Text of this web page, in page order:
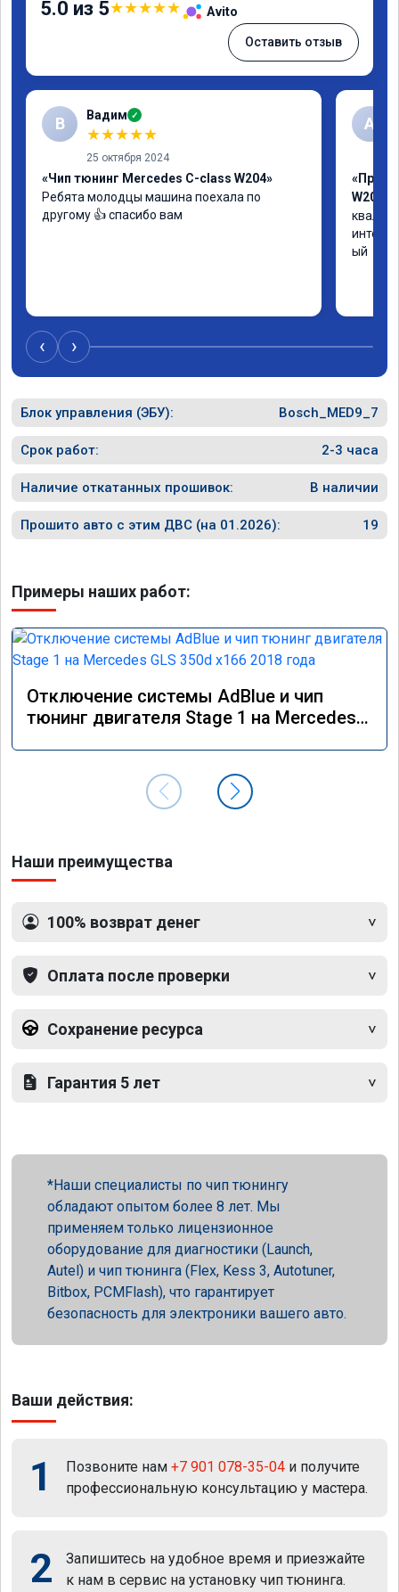
5.0 из 5★★★★★ Avito
Оставить отзыв
В Вадим ✓
★★★★★
25 октября 2024
«Чип тюнинг Mercedes C-class W204»
Ребята молодцы машина поехала по
другому 👍 спасибо вам
А
W205»
ый
‹ ›
Блок управления (ЭБУ): Bosch_MED9_7
Срок работ: 2-3 часа
Наличие откатанных прошивок: В наличии
Прошито авто с этим ДВС (на 01.2026): 19
Примеры наших работ:
Отключение системы AdBlue и чип
тюнинг двигателя Stage 1 на Mercedes
Наши преимущества
100% возврат денег
Оплата после проверки
Сохранение ресурса
Гарантия 5 лет
Наши специалисты по чип тюнингу
обладают опытом более 8 лет. Мы
применяем только лицензионное
оборудование для диагностики (Launch,
Autel) и чип тюнинга (Flex, Kess 3, Autotuner,
Bitbox, PCMFlash), что гарантирует
безопасность для электроники вашего авто.
Ваши действия:
1 Позвоните нам +7 901 078-35-04 и получите
профессиональную консультацию у мастера.
2
Запишитесь на удобное время и приезжайте
к нам в сервис на установку чип тюнинга.